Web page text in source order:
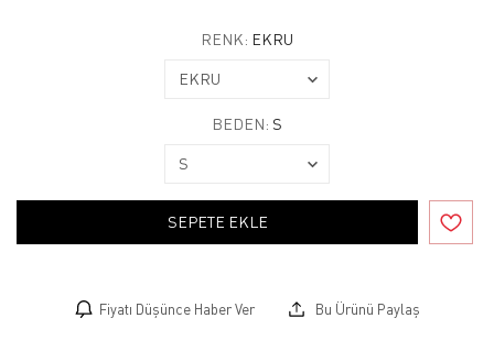
RENK: EKRU
BEDEN: S
SEPETE EKLE
Fiyatı Düşünce Haber Ver Bu Ürünü Paylaş